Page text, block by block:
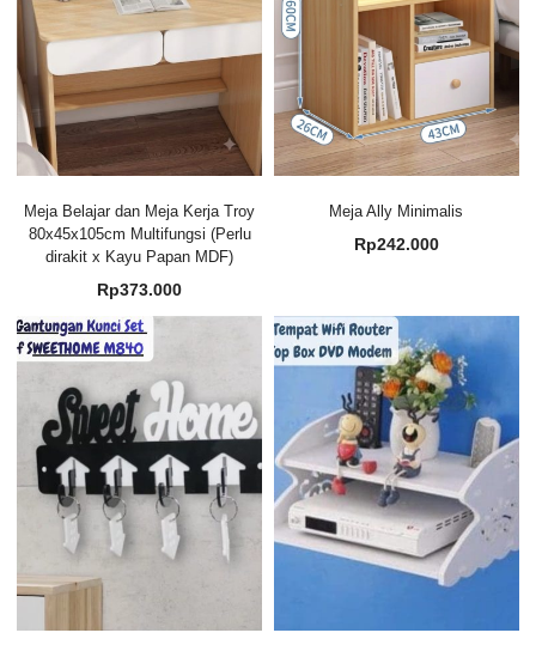
Meja Belajar dan Meja Kerja Troy
80x45x105cm Multifungsi (Perlu
dirakit x Kayu Papan MDF)
Rp373.000
Meja Ally Minimalis
Rp242.000